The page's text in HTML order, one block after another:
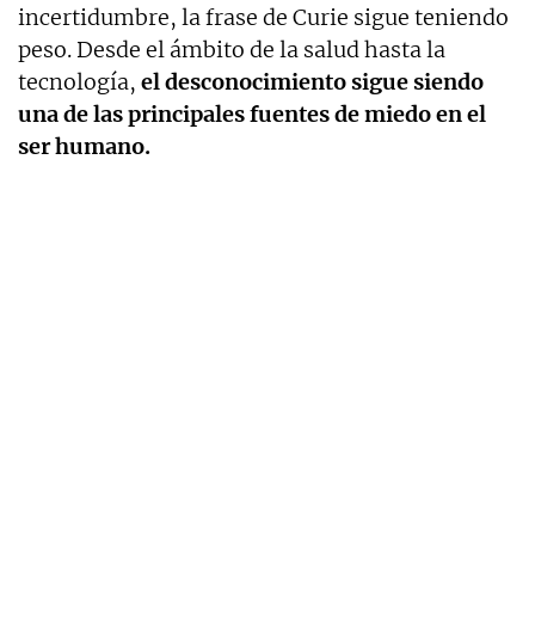
incertidumbre, la frase de Curie sigue teniendo
peso. Desde el ámbito de la salud hasta la
tecnología, el desconocimiento sigue siendo
una de las principales fuentes de miedo en el
ser humano.